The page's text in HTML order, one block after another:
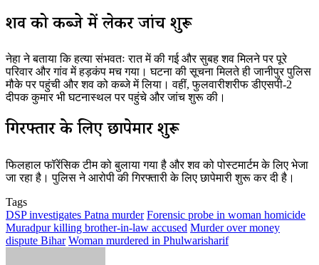
शव को कब्जे में लेकर जांच शुरू
नेहा ने बताया कि हत्या संभवतः रात में की गई और सुबह शव मिलने पर पूरे
परिवार और गांव में हड़कंप मच गया। घटना की सूचना मिलते ही जानीपुर पुलिस
मौके पर पहुंची और शव को कब्जे में लिया। वहीं, फुलवारीशरीफ डीएसपी-2
दीपक कुमार भी घटनास्थल पर पहुंचे और जांच शुरू की।
गिरफ्तारी के लिए छापेमारी शुरू
फिलहाल फॉरेंसिक टीम को बुलाया गया है और शव को पोस्टमार्टम के लिए भेजा
जा रहा है। पुलिस ने आरोपी की गिरफ्तारी के लिए छापेमारी शुरू कर दी है।
Tags
DSP investigates Patna murder Forensic probe in woman homicide
Muradpur killing brother-in-law accused Murder over money
dispute Bihar Woman murdered in Phulwarisharif